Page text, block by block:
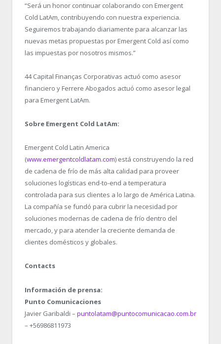
“Será un honor continuar colaborando con Emergent
Cold LatAm, contribuyendo con nuestra experiencia.
Seguiremos trabajando diariamente para alcanzar las
nuevas metas propuestas por Emergent Cold así como
las impuestas por nosotros mismos.”
44 Capital Finanças Corporativas actuó como asesor
financiero y Ferrere Abogados actuó como asesor legal
para Emergent LatAm.
Sobre Emergent Cold LatAm:
Emergent Cold Latin America
(www.emergentcoldlatam.com) está construyendo la red
de cadena de frío de más alta calidad para proveer
soluciones logísticas end-to-end a temperatura
controlada para sus clientes a lo largo de América Latina.
La compañía se fundó para cubrir la necesidad por
soluciones modernas de cadena de frío dentro del
mercado, y para atender la creciente demanda de
clientes domésticos y globales.
Contacts
Información de prensa:
Punto Comunicaciones
Javier Garibaldi – puntolatam@puntocomunicacao.com.br
– +56986811973